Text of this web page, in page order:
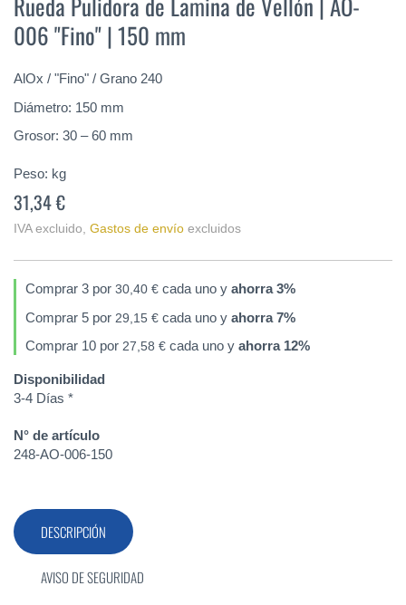
comienzo
de
la
de
imágenes
006 "Fino" | 150 mm
AlOx / "Fino" / Grano 240
Diámetro: 150 mm
Grosor: 30 – 60 mm
Peso: kg
31,34 €
IVA excluido, Gastos de envío excluidos
Comprar 3 por 30,40 € cada uno y ahorra3%
Comprar 5 por 29,15 € cada uno y ahorra7%
Comprar 10 por 27,58 € cada uno y ahorra 12%
Disponibilidad
3-4 Días *
N° de artículo
248-AO-006-150
DESCRIPCIÓN
AVISO DE SEGURIDAD